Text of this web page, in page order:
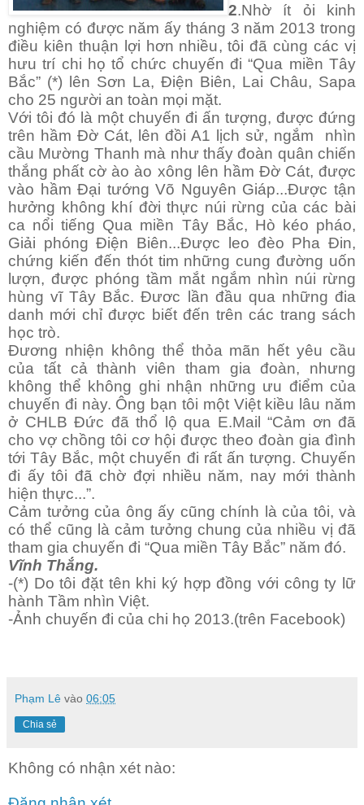
2.Nhờ ít ỏi kinh
nghiệm có được năm ấy tháng 3 năm 2013 trong
điều kiên thuận lợi hơn nhiều, tôi đã cùng các vị
hưu trí chi họ tổ chức chuyến đi “Qua miền Tây
Bắc” (*) lên Sơn La, Điện Biên, Lai Châu, Sapa
cho 25 người an toàn mọi mặt.
Với tôi đó là một chuyến đi ấn tượng, được đứng
trên hầm Đờ Cát, lên đồi A1 lịch sử, ngắm nhìn
cầu Mường Thanh mà như thấy đoàn quân chiến
thắng phất cờ ào ào xông lên hầm Đờ Cát, được
vào hầm Đại tướng Võ Nguyên Giáp...Được tận
hưởng không khí đời thực núi rừng của các bài
ca nổi tiếng Qua miền Tây Bắc, Hò kéo pháo,
Giải phóng Điện Biên...Được leo đèo Pha Đin,
chứng kiến đến thót tim những cung đường uốn
lượn, được phóng tầm mắt ngắm nhìn núi rừng
hùng vĩ Tây Bắc. Đươc lần đầu qua những đia
danh mới chỉ được biết đến trên các trang sách
học trò.
Đương nhiện không thể thỏa mãn hết yêu cầu
của tất cả thành viên tham gia đoàn, nhưng
không thể không ghi nhận những ưu điểm của
chuyến đi này. Ông bạn tôi một Việt kiều lâu năm
ở CHLB Đức đã thổ lộ qua E.Mail “Cảm ơn đã
cho vợ chồng tôi cơ hội được theo đoàn gia đình
tới Tây Bắc, một chuyến đi rất ấn tượng. Chuyến
đi ấy tôi đã chờ đợi nhiều năm, nay mới thành
hiện thực...”.
Cảm tưởng của ông ấy cũng chính là của tôi, và
có thể cũng là cảm tưởng chung của nhiều vị đã
tham gia chuyến đi “Qua miền Tây Bắc” năm đó.
Vĩnh Thắng.
-(*) Do tôi đặt tên khi ký hợp đồng với công ty lữ
hành Tầm nhìn Việt.
-Ảnh chuyến đi của chi họ 2013.(trên Facebook)
Phạm Lê vào 06:05
Chia sẻ
Không có nhận xét nào: